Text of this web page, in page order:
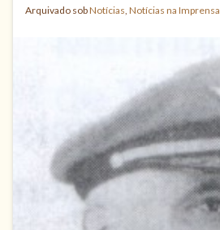
Arquivado sobNotícias Notícias na Imprensa